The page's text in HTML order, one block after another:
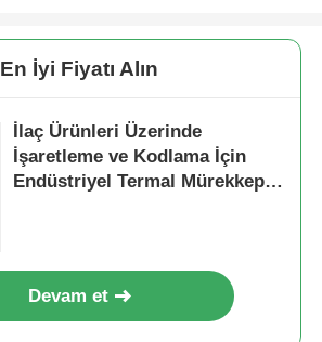
En İyi Fiyatı Alın
İlaç Ürünleri Üzerinde
İşaretleme ve Kodlama İçin
Endüstriyel Termal Mürekkep
Devam et